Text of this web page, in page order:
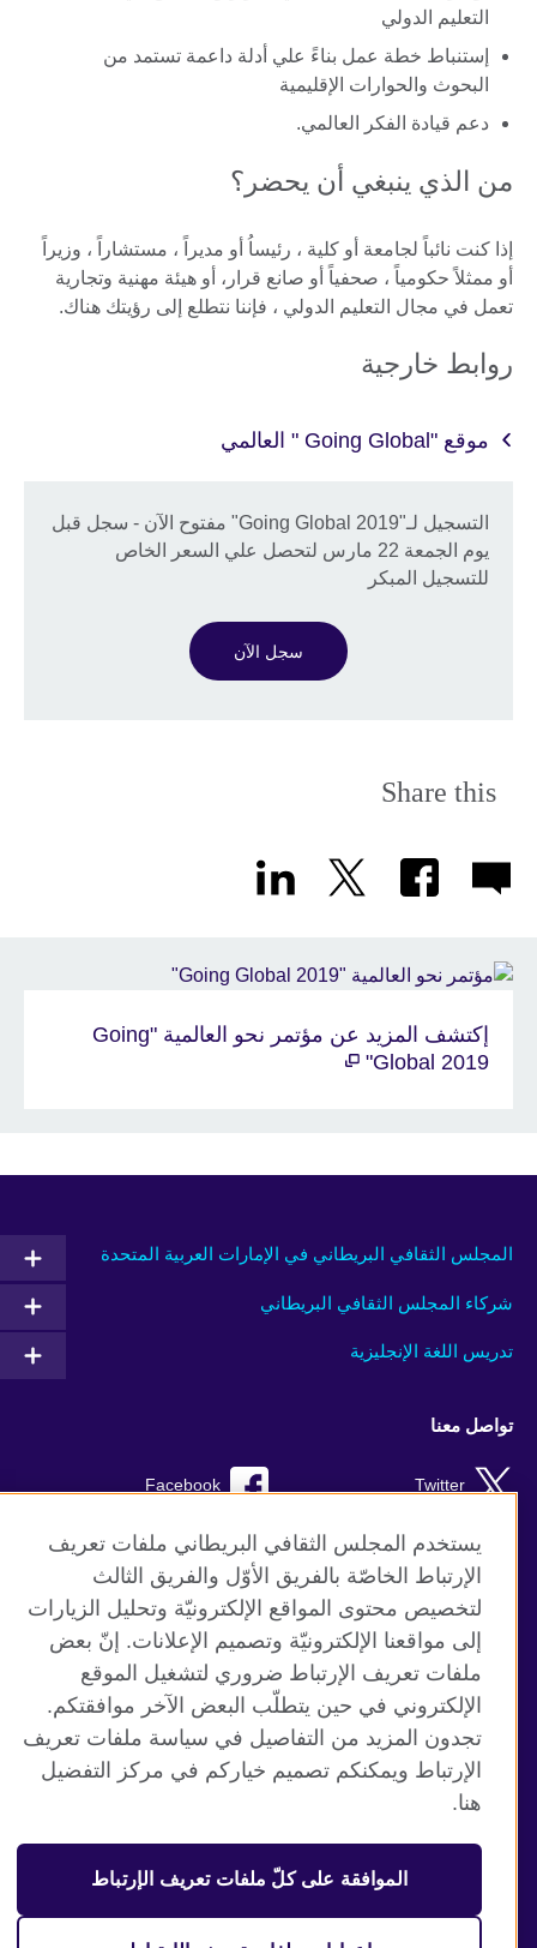
التعليم الدولي
إستنباط خطة عمل بناءً علي أدلة داعمة تستمد من
البحوث والحوارات الإقليمية
دعم قيادة الفكر العالمي.
من الذي ينبغي أن يحضر؟
إذا كنت نائباً لجامعة أو كلية ، رئيساُ أو مديراً ، مستشاراً ، وزيراً
أو ممثلاً حكومياً ، صحفياً أو صانع قرار، أو هيئة مهنية وتجارية
تعمل في مجال التعليم الدولي ، فإننا نتطلع إلى رؤيتك هناك.
روابط خارجية
موقع "Going Global " العالمي
التسجيل لـ"Going Global 2019" مفتوح الآن - سجل قبل
يوم الجمعة 22 مارس لتحصل علي السعر الخاص
للتسجيل المبكر
سجل الآن
Share this
إكتشف المزيد عن مؤتمر نحو العالمية "Going
Global 2019"
المجلس الثقافي البريطاني في الإمارات العربية المتحدة
شركاء المجلس الثقافي البريطاني
تدريس اللغة الإنجليزية
تواصل معنا
Facebook Twitter
Instagram RSS
TikTok
موقع المجلس الثقافي البريطاني العالمي
الخصوصية وشروط الاستخدام
ملفات تعريف الإرتباط
خريطة الموقع
منظمة المملكة المتحدة الدولية للعلاقات الثقافية والفرص
يستخدم المجلس الثقافي البريطاني ملفات تعريف
الإرتباط الخاصّة بالفريق الأوّل والفريق الثالث
لتخصيص محتوى المواقع الإلكترونيّة وتحليل الزيارات
إلى مواقعنا الإلكترونيّة وتصميم الإعلانات. إنّ بعض
ملفات تعريف الإرتباط ضروري لتشغيل الموقع
الإلكتروني في حين يتطلّب البعض الآخر موافقتكم.
تجدون المزيد من التفاصيل في سياسة ملفات تعريف
الإرتباط ويمكنكم تصميم خياركم في مركز التفضيل
هنا.
الموافقة على كلّ ملفات تعريف الإرتباط